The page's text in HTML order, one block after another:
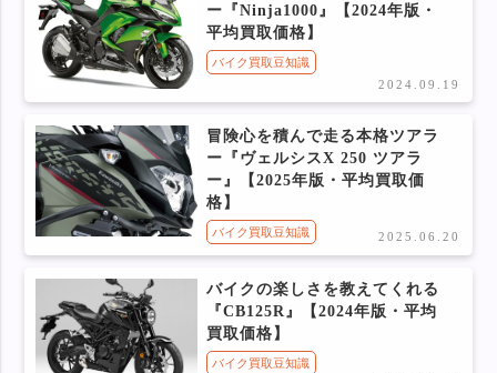
ー『Ninja1000』【2024年版・
平均買取価格】
バイク買取豆知識
2024.09.19
冒険心を積んで走る本格ツアラ
ー『ヴェルシスX 250 ツアラ
ー』【2025年版・平均買取価
格】
バイク買取豆知識 2025.06.20
バイクの楽しさを教えてくれる
『CB125R』【2024年版・平均
買取価格】
バイク買取豆知識